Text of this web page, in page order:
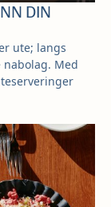
DIN
ute; langs
Med